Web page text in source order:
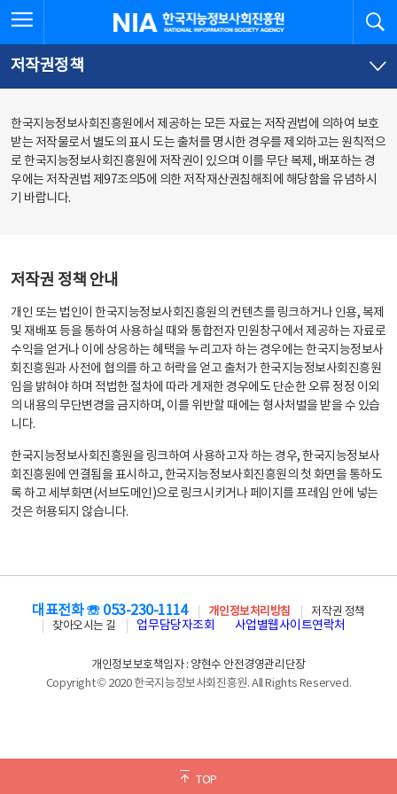
문
로
가
체
뉴
바
가
한국지능정보사회진흥원
저작권정책
한국지능정보사회진흥원에서 제공하는 모든 자료는 저작권법에 의하여 보호
받는 저작물로서 별도의 표시 도는 출처를 명시한 경우를 제외하고는 원칙적으
로 한국지능정보사회진흥원에 저작권이 있으며 이를 무단 복제, 배포하는 경
우에는 저작권법 제97조의5에 의한 저작재산권침해죄에 해당함을 유념하시
기 바랍니다.
저작권 정책 안내
개인 또는 법인이 한국지능정보사회진흥원의 컨텐츠를 링크하거나 인용, 복제
및 재배포 등을 통하여 사용하실 때와 통합전자 민원창구에서 제공하는 자료로
수익을 얻거나 이에 상응하는 혜택을 누리고자 하는 경우에는 한국지능정보사
회진흥원과 사전에 협의를 하고 허락을 얻고 출처가 한국지능정보사회진흥원
임을 밝혀야 하며 적법한 절차에 따라 게재한 경우에도 단순한 오류 정정 이외
의 내용의 무단변경을 금지하며, 이를 위반할 때에는 형사처벌을 받을 수 있습
니다.
한국지능정보사회진흥원을 링크하여 사용하고자 하는 경우, 한국지능정보사
회진흥원에 연결됨을 표시하고, 한국지능정보사회진흥원의 첫 화면을 통하도
록 하고 세부화면(서브도메인)으로 링크시키거나 페이지를 프레임 안에 넣는
것은 허용되지 않습니다.
TOP
대표전화 ☏ 053-230-1114 개인정보처리방침
저작권 정책
찾아오시는 길
업무담당자조회 사업별웹사이트연락처
개인정보보호책임자 : 양현수 안전경영관리단장
Copyright © 2020 한국지능정보사회진흥원. All Rights Reserved.